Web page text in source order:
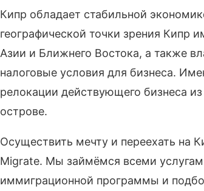
Кипр обладает стабильной
географической точки зрения Кипр
Азии и Ближнего Востока, а также
налоговые условия для бизнеса.
релокации действующего бизнеса
острове.
Осуществить мечту и переехать на
Migrate. Мы займёмся всеми
иммиграционной программы и